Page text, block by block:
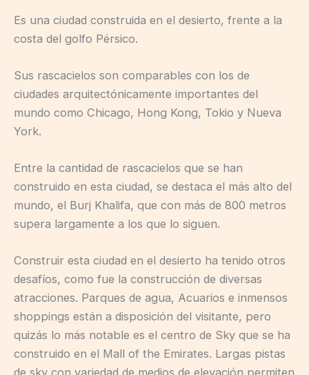
Es una ciudad construida en el desierto, frente a la
costa del golfo Pérsico.
Sus rascacielos son comparables con los de
ciudades arquitectónicamente importantes del
mundo como Chicago, Hong Kong, Tokio y Nueva
York.
Entre la cantidad de rascacielos que se han
construido en esta ciudad, se destaca el más alto del
mundo, el Burj Khalifa, que con más de 800 metros
supera largamente a los que lo siguen.
Construir esta ciudad en el desierto ha tenido otros
desafíos, como fue la construcción de diversas
atracciones. Parques de agua, Acuarios e inmensos
shoppings están a disposición del visitante, pero
quizás lo más notable es el centro de Sky que se ha
construido en el Mall of the Emirates. Largas pistas